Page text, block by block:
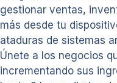
gestionar ventas,
más desde tu
ataduras de sistemas
Únete a los negocios
incrementando sus